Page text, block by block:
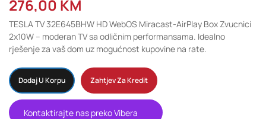
276,00 KM
TESLA TV 32E645BHW HD WebOS Miracast-AirPlay Box Zvucnici
2x10W – moderan TV sa odličnim performansama. Idealno
rješenje za vaš dom uz mogućnost kupovine na rate.
Dodaj U Korpu Zahtjev Za Kredit
Kontaktirajte nas preko Vibera